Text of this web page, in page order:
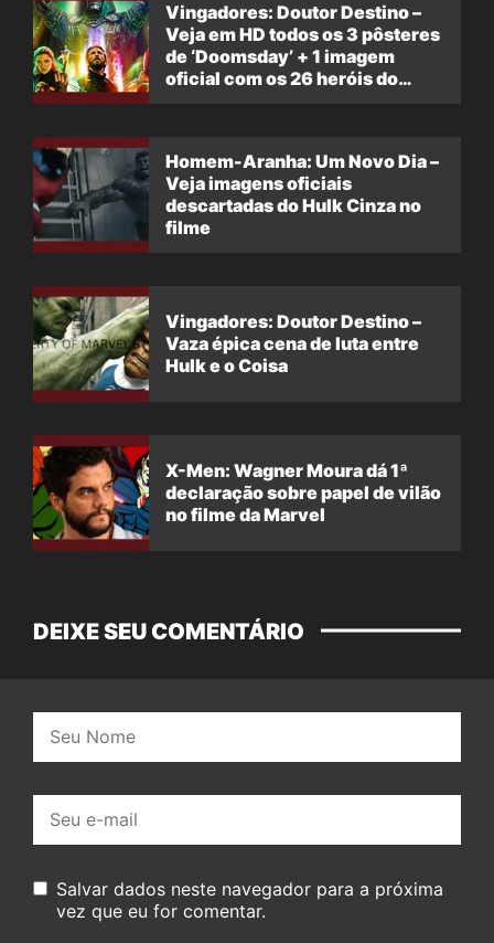
Vingadores: Doutor Destino –
Veja em HD todos os 3 pôsteres
de ‘Doomsday’ + 1 imagem
oficial com os 26 heróis do
Homem-Aranha: Um Novo Dia –
Veja imagens oficiais
descartadas do Hulk Cinza no
filme
Vingadores: Doutor Destino –
Vaza épica cena de luta entre
Hulk e o Coisa
X-Men: Wagner Moura dá 1ª
declaração sobre papel de vilão
no filme da Marvel
DEIXE SEU COMENTÁRIO
mail:
Salvar dados neste navegador para a próxima
vez que eu for comentar.